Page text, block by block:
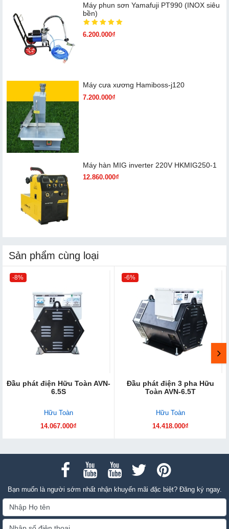
Máy phun sơn Yamafuji PT990 (INOX siêu
bền)
6.200.000₫
Máy cưa xương Hamiboss-j120
7.200.000₫
Máy hàn MIG inverter 220V HKMIG250-1
12.860.000₫
Sản phẩm cùng loại
-8%
Đầu phát điện Hữu Toàn AVN-
6.5S
Hữu Toàn
14.067.000₫
-6%
Đầu phát điện 3 pha Hữu
Toàn AVN-6.5T
Hữu Toàn
14.418.000₫
Bạn muốn là người sớm nhất nhận khuyến mãi đặc biệt? Đăng ký ngay.